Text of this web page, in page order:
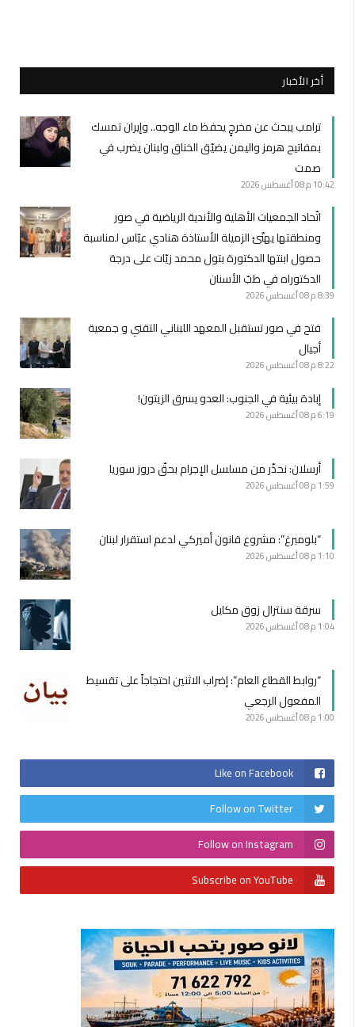
أخر الأخبار
ترامب يبحث عن مخرجٍ يحفظ ماء الوجه.. وإيران تمسك
بمفاتيح هرمز واليمن يضيّق الخناق ولبنان يضرب في
صمت
10:42 م 08 أغسطس 2026
اتّحاد الجمعيات الأهلية والأندية الرياضية في صور
ومنطقتها يهنّئ الزميلة الأستاذة هنادي عبّاس لمناسبة
حصول ابنتها الدكتورة بتول محمد زيّات على درجة
الدكتوراه في طبّ الأسنان
8:39 م 08 أغسطس 2026
فتح في صور تستقبل المعهد اللبناني التقني و جمعية
أجيال
8:22 م 08 أغسطس 2026
إبادة بيئية في الجنوب: العدو يسرق الزيتون!
6:19 م 08 أغسطس 2026
أرسلان: نحذّر من مسلسل الإجرام بحقّ دروز سوريا
1:59 م 08 أغسطس 2026
“بلومبرغ”: مشروع قانون أميركي لدعم استقرار لبنان
1:10 م 08 أغسطس 2026
سرقة سنترال زوق مكايل
1:04 م 08 أغسطس 2026
“روابط القطاع العام”: إضراب الاثنين احتجاجاً على تقسيط
المفعول الرجعي
1:00 م 08 أغسطس 2026
Like on Facebook
Follow on Twitter
Follow on Instagram
Subscribe on YouTube